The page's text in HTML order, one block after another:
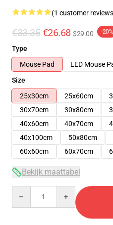
(1 customer
€33.35 €26.68 $29.00 -20%
Type
Mouse Pad
LED Mouse
Size
25x30cm
25x60cm
30x70cm
30x80cm
40x60cm
40x70cm
40x100cm
50x80cm
60x60cm
60x70cm
Bekijk maattabel